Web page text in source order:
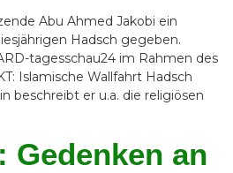
Abu Ahmed Jakobi ein
Hadsch gegeben.
tagesschau24 im Rahmen des
Islamische Wallfahrt Hadsch
beschreibt er u.a. die religiösen
Gedenken an